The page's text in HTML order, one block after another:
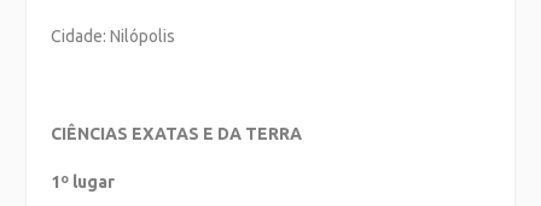
Cidade: Nilópolis
CIÊNCIAS EXATAS E DA TERRA
1º lugar